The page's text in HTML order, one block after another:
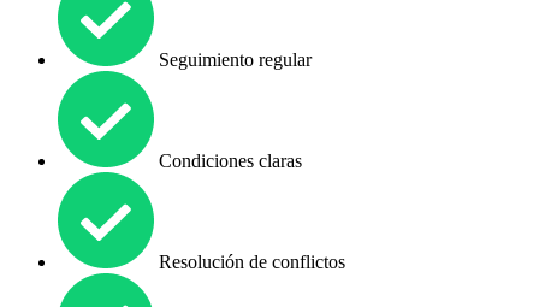
Seguimiento regular
Condiciones claras
Resolución de conflictos